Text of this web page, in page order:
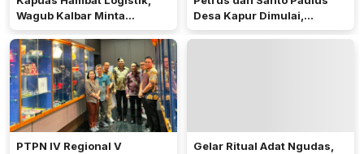
Wagub Kalbar Minta
Pengerukan Diprioritaskan
Desa Kapur Dimulai,
Pemkab Kubu Raya Siapkan
PTPN IV Regional V
Gelar Ritual Adat Ngudas,